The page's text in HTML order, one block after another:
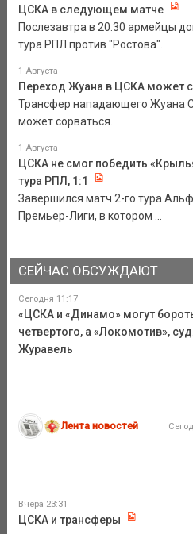
ЦСКА в следующем матче
Послезавтра в 20.30 армейцы
тура РПЛ против "Ростова".
1 Августа
Переход Жуана в ЦСКА может
Трансфер нападающего Жуана
может сорваться.
1 Августа
ЦСКА не смог победить
тура РПЛ, 1:1
Завершился матч 2-го тура
Премьер-Лиги, в котором ...
СЕЙЧАС ОБСУЖДАЮТ
Сегодня 11:17
«ЦСКА и «Динамо» могут
четвертого, а «Локомотив»,
Журавель
Лента новостей
Вчера 23:31
ЦСКА и трансферы